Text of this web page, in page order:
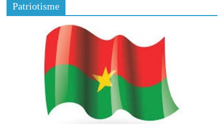
Patriotisme